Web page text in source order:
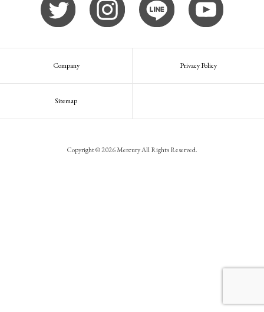
Company Privacy Policy
Sitemap
Copyright © 2026 Mercury All Rights Reserved.